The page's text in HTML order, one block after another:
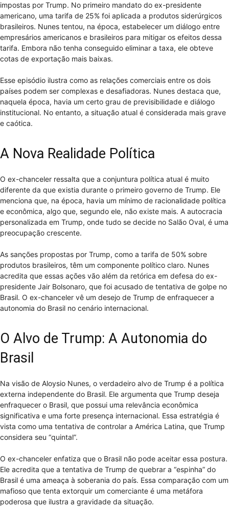
impostas por Trump. No primeiro mandato do ex-presidente
americano, uma tarifa de 25% foi aplicada a produtos siderúrgicos
brasileiros. Nunes tentou, na época, estabelecer um diálogo entre
empresários americanos e brasileiros para mitigar os efeitos dessa
tarifa. Embora não tenha conseguido eliminar a taxa, ele obteve
cotas de exportação mais baixas.
Esse episódio ilustra como as relações comerciais entre os dois
países podem ser complexas e desafiadoras. Nunes destaca que,
naquela época, havia um certo grau de previsibilidade e diálogo
institucional. No entanto, a situação atual é considerada mais grave
e caótica.
A Nova Realidade Política
O ex-chanceler ressalta que a conjuntura política atual é muito
diferente da que existia durante o primeiro governo de Trump. Ele
menciona que, na época, havia um mínimo de racionalidade política
e econômica, algo que, segundo ele, não existe mais. A autocracia
personalizada em Trump, onde tudo se decide no Salão Oval, é uma
preocupação crescente.
As sanções propostas por Trump, como a tarifa de 50% sobre
produtos brasileiros, têm um componente político claro. Nunes
acredita que essas ações vão além da retórica em defesa do ex-
presidente Jair Bolsonaro, que foi acusado de tentativa de golpe no
Brasil. O ex-chanceler vê um desejo de Trump de enfraquecer a
autonomia do Brasil no cenário internacional.
O Alvo de Trump: A Autonomia do
Brasil
Na visão de Aloysio Nunes, o verdadeiro alvo de Trump é a política
externa independente do Brasil. Ele argumenta que Trump deseja
enfraquecer o Brasil, que possui uma relevância econômica
significativa e uma forte presença internacional. Essa estratégia é
vista como uma tentativa de controlar a América Latina, que Trump
considera seu “quintal”.
O ex-chanceler enfatiza que o Brasil não pode aceitar essa postura.
Ele acredita que a tentativa de Trump de quebrar a “espinha” do
Brasil é uma ameaça à soberania do país. Essa comparação com um
mafioso que tenta extorquir um comerciante é uma metáfora
poderosa que ilustra a gravidade da situação.